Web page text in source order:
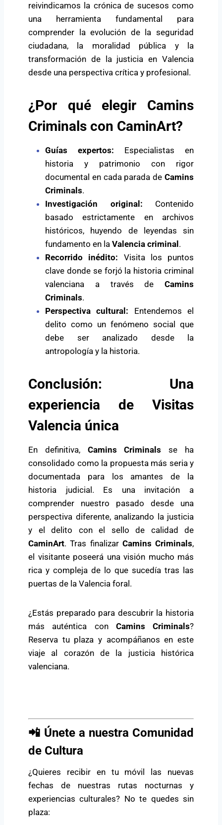
reivindicamos la crónica de sucesos como
una herramienta fundamental para
comprender la evolución de la seguridad
ciudadana, la moralidad pública y la
transformación de la justicia en Valencia
desde una perspectiva crítica y profesional.
¿Por qué elegir Camins
Criminals con CaminArt?
Guías expertos: Especialistas en
historia y patrimonio con rigor
documental en cada parada de Camins
Criminals.
Investigación original: Contenido
basado estrictamente en archivos
históricos, huyendo de leyendas sin
fundamento en la Valencia criminal .
Recorrido inédito: Visita los puntos
clave donde se forjó la historia criminal
valenciana a través de Camins
Criminals.
Perspectiva cultural: Entendemos el
delito como un fenómeno social que
debe ser analizado desde la
antropología y la historia.
Conclusión: Una
experiencia de Visitas
Valencia única
En definitiva, Camins Criminals se ha
consolidado como la propuesta más seria y
documentada para los amantes de la
historia judicial. Es una invitación a
comprender nuestro pasado desde una
perspectiva diferente, analizando la justicia
y el delito con el sello de calidad de
CaminArt. Tras finalizar Camins Criminals,
el visitante poseerá una visión mucho más
rica y compleja de lo que sucedía tras las
puertas de la Valencia foral.
¿Estás preparado para descubrir la historia
más auténtica con Camins Criminals?
Reserva tu plaza y acompáñanos en este
viaje al corazón de la justicia histórica
valenciana.
📲 Únete a nuestra Comunidad
de Cultura
¿Quieres recibir en tu móvil las nuevas
fechas de nuestras rutas nocturnas y
experiencias culturales? No te quedes sin
plaza: